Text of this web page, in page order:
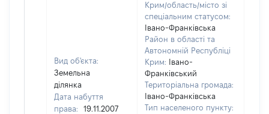
Вид об'єкта:
Земельна
ділянка
Дата набуття
права:
19.11.2007
Крим/область/місто зі
спеціальним статусом:
Івано-Франківська
Район в області та
Автономній Республіці
Крим:
Івано-
Франківський
Територіальна громада:
Івано-Франківська
Тип населеного пункту: